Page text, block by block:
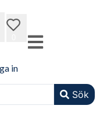
Sök
wishlist
in